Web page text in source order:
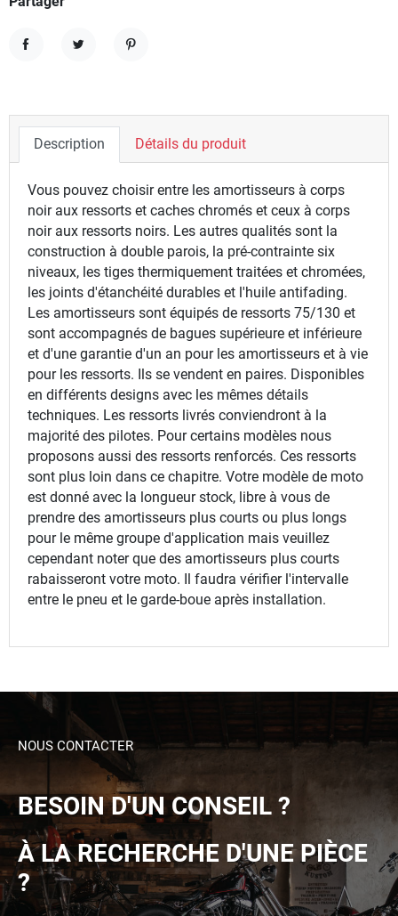
Description Détails du produit
Vous pouvez choisir entre les amortisseurs à corps
noir aux ressorts et caches chromés et ceux à corps
noir aux ressorts noirs. Les autres qualités sont la
construction à double parois, la pré-contrainte six
niveaux, les tiges thermiquement traitées et chromées,
les joints d'étanchéité durables et l'huile antifading.
Les amortisseurs sont équipés de ressorts 75/130 et
sont accompagnés de bagues supérieure et inférieure
et d'une garantie d'un an pour les amortisseurs et à vie
pour les ressorts. Ils se vendent en paires. Disponibles
en différents designs avec les mêmes détails
techniques. Les ressorts livrés conviendront à la
majorité des pilotes. Pour certains modèles nous
proposons aussi des ressorts renforcés. Ces ressorts
sont plus loin dans ce chapitre. Votre modèle de moto
est donné avec la longueur stock, libre à vous de
prendre des amortisseurs plus courts ou plus longs
pour le même groupe d'application mais veuillez
cependant noter que des amortisseurs plus courts
rabaisseront votre moto. Il faudra vérifier l'intervalle
entre le pneu et le garde-boue après installation.
NOUS CONTACTER
BESOIN D'UN CONSEIL ?
À LA RECHERCHE D'UNE PIÈCE
?